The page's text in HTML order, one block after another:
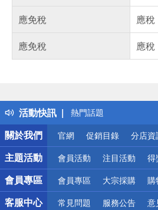
應免稅
應稅
應免稅
應稅
活動快訊
得獎公告
熱門話題
銀行優惠
偏遠地區配送
詐騙網頁！請小心！
關於我們
官網 促銷目錄 分店資
主題活動 會員活動 注目活動 得
會員專區 會員專區 大宗採購 購
客服中心 常見問題 服務公告 意